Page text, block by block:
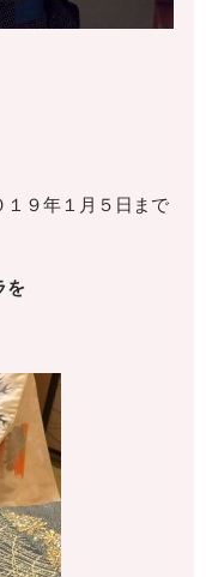
１９年１月５日まで
を